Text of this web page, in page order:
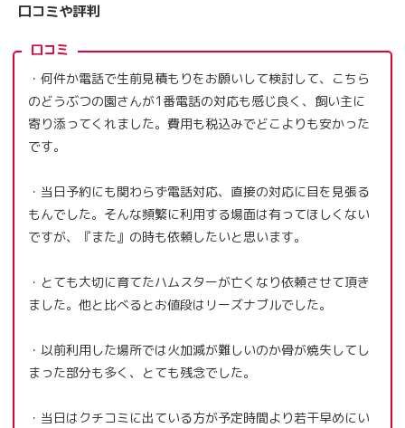
口コミや評判
口コミ
・何件か電話で生前見積もりをお願いして検討して、こちら
のどうぶつの園さんが1番電話の対応も感じ良く、飼い主に
寄り添ってくれました。費用も税込みでどこよりも安かった
です。
・当日予約にも関わらず電話対応、直接の対応に目を見張る
もんでした。そんな頻繁に利用する場面は有ってほしくない
ですが、『また』の時も依頼したいと思います。
・とても大切に育てたハムスターが亡くなり依頼させて頂き
ました。他と比べるとお値段はリーズナブルでした。
・以前利用した場所では火加減が難しいのか骨が焼失してし
まった部分も多く、とても残念でした。
・当日はクチコミに出ている方が予定時間より若干早めにい